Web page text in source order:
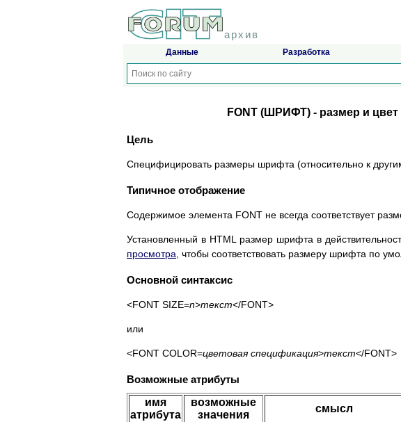
архив
Данные Разработка
FONT (ШРИФТ) - размер и
Цель
Специфицировать размеры шрифта (относительно к
Типичное отображение
Содержимое элемента FONT не всегда соответствует
Установленный в HTML размер шрифта в
просмотра , чтобы соответствовать размеру шрифта по
Основной синтаксис
<FONT SIZE=n>текст</FONT>
или
<FONT COLOR=цветовая спецификация>текст</FONT>
Возможные атрибуты
имя
атрибута
возможные
значения
смысл